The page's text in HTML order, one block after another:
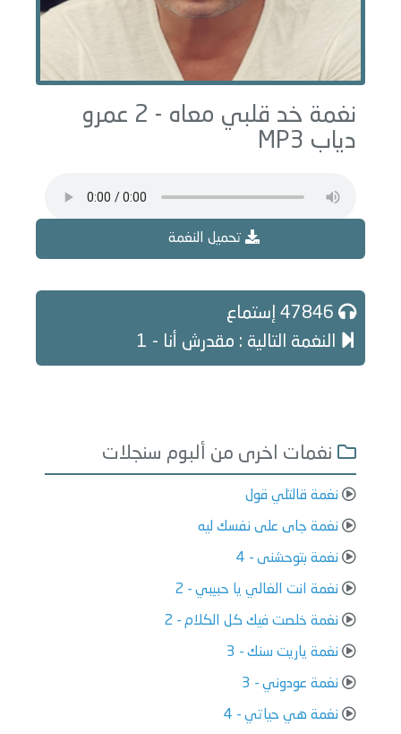
نغمة خد قلبي معاه - 2 عمرو
دياب MP3
تحميل النغمة
النغمة التالية : مقدرش أنا - 1
نغمات اخرى من ألبوم سنجلات
نغمة قالتلي قول
نغمة جاى على نفسك ليه
نغمة بتوحشنى - 4
نغمة انت الغالي يا حبيبي - 2
نغمة خلصت فيك كل الكلام - 2
نغمة ياريت سنك - 3
نغمة عودوني - 3
نغمة هي حياتي - 4